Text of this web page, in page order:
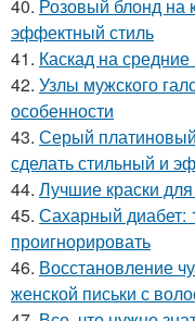
40. Розовый блонд на
эффектный стиль
41. Каскад на
42. Узлы мужского
особенности
43. Серый платиновый
сделать стильный и
44. Лучшие краски для
45. Сахарный диабет:
проигнорировать
46. Восстановление
женской письки с